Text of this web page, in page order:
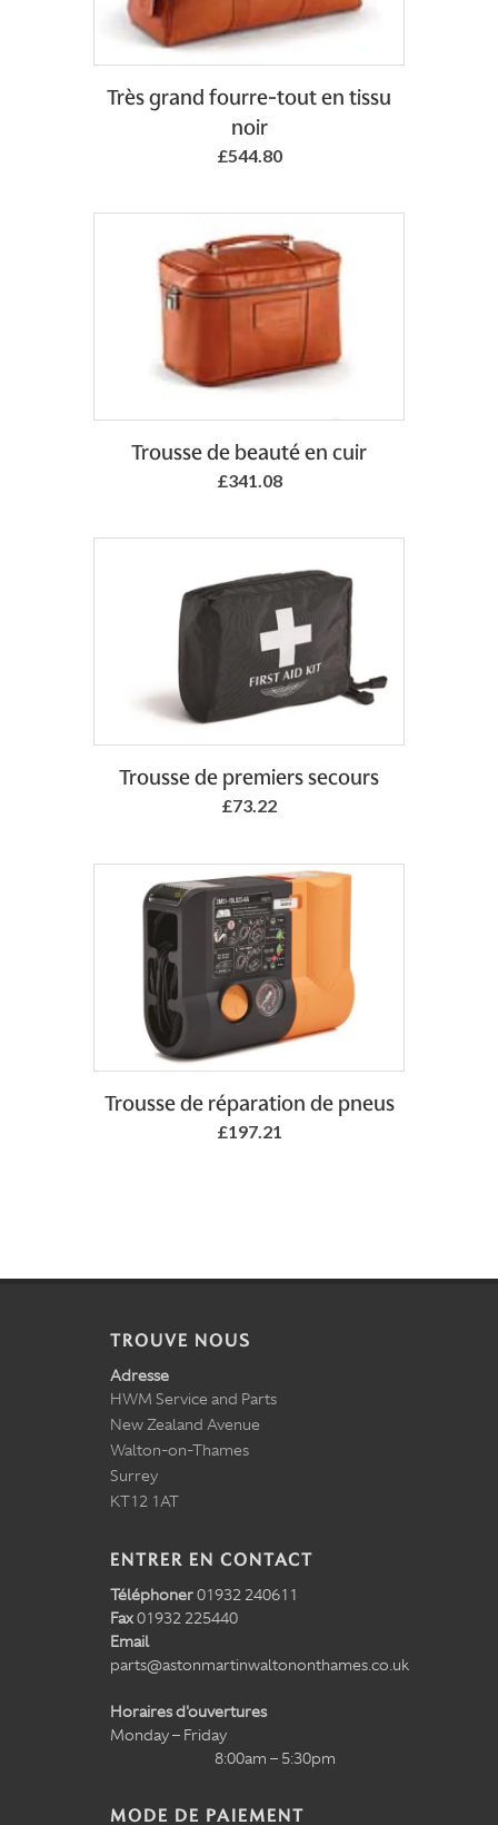
Add to Basket
Très grand fourre-tout en tissu
noir
£544.80
Trousse de beauté en cuir
£341.08
Add to Basket
Trousse de premiers secours
£73.22
Add to Basket
Trousse de réparation de pneus
£197.21
TROUVE NOUS
Adresse
HWM Service and Parts
New Zealand Avenue
Walton-on-Thames
Surrey
KT12 1AT
ENTRER EN CONTACT
Téléphoner01932 240611
Fax01932 225440
Email
parts@astonmartinwaltononthames.co.uk
Horaires d'ouvertures
Monday – Friday
8:00am – 5:30pm
MODE DE PAIEMENT